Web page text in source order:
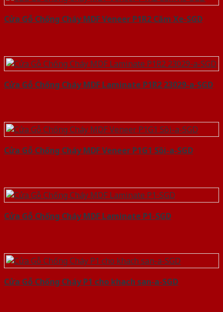
Cửa Gỗ Chống Cháy MDF Veneer P1R2 Căm Xe-SGD
Cửa Gỗ Chống Cháy MDF Laminate P1R2 23029-a-SGD
Cửa Gỗ Chống Cháy MDF Veneer P1G1 Sồi-a-SGD
Cửa Gỗ Chống Cháy MDF Laminate P1-SGD
Cửa Gỗ Chống Cháy P1 cho khach san-a-SGD